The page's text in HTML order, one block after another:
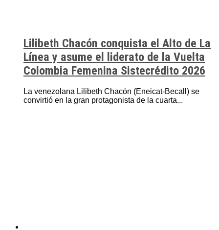
Lilibeth Chacón conquista el Alto de La
Línea y asume el liderato de la Vuelta
Colombia Femenina Sistecrédito 2026
La venezolana Lilibeth Chacón (Eneicat-Becall) se
convirtió en la gran protagonista de la cuarta...